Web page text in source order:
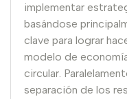
implementar
basándose
clave para lograr
modelo de
circular.
separación de los